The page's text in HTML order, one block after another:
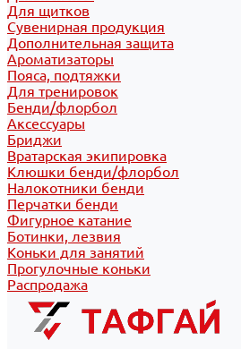
Для щитков
Сувенирная продукция
Дополнительная защита
Ароматизаторы
Пояса, подтяжки
Для тренировок
Бенди/флорбол
Аксессуары
Бриджи
Вратарская экипировка
Клюшки бенди/флорбол
Налокотники бенди
Перчатки бенди
Фигурное катание
Ботинки, лезвия
Коньки для занятий
Прогулочные коньки
Распродажа